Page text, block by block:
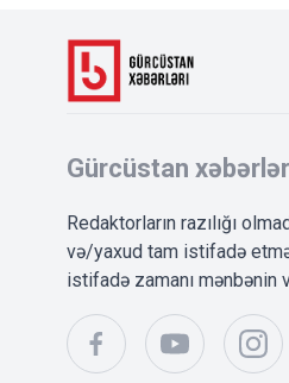
Gürcüstan
Redaktorların razılığı
və/yaxud tam istifadə
istifadə zamanı